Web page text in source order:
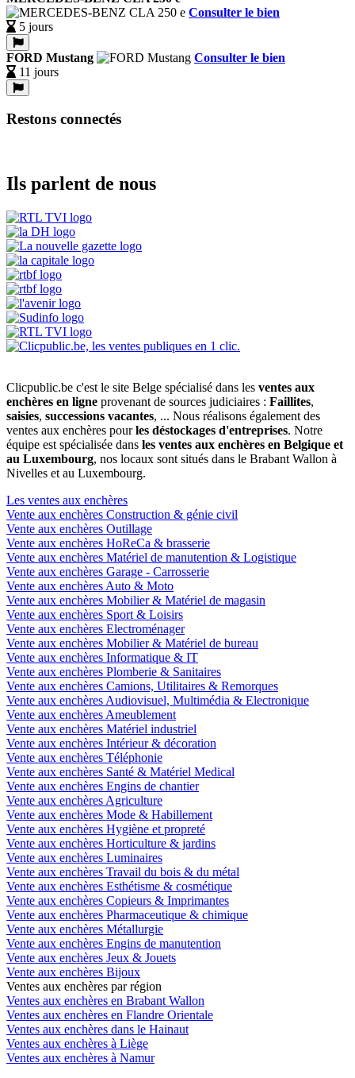
Consulter le bien
5 jours
FORD Mustang
Consulter le bien
11 jours
Restons connectés
Ils parlent de nous
Clicpublic.be c'est le site Belge spécialisé dans les ventes aux
enchères en ligne provenant de sources judiciaires : Faillites,
saisies, successions vacantes, ... Nous réalisons également des
ventes aux enchères pourles déstockages d'entreprises. Notre
équipe est spécialisée dans les ventes aux enchères en Belgique et
au Luxembourg, nos locaux sont situés dans le Brabant Wallon à
Nivelles et au Luxembourg.
Les ventes aux enchères
Vente aux enchères Construction & génie civil
Vente aux enchères Outillage
Vente aux enchères HoReCa & brasserie
Vente aux enchères Matériel de manutention & Logistique
Vente aux enchères Garage - Carrosserie
Vente aux enchères Auto & Moto
Vente aux enchères Mobilier & Matériel de magasin
Vente aux enchères Sport & Loisirs
Vente aux enchères Electroménager
Vente aux enchères Mobilier & Matériel de bureau
Vente aux enchères Informatique & IT
Vente aux enchères Plomberie & Sanitaires
Vente aux enchères Camions, Utilitaires & Remorques
Vente aux enchères Audiovisuel, Multimédia & Electronique
Vente aux enchères Ameublement
Vente aux enchères Matériel industriel
Vente aux enchères Intérieur & décoration
Vente aux enchères Téléphonie
Vente aux enchères Santé & Matériel Medical
Vente aux enchères Engins de chantier
Vente aux enchères Agriculture
Vente aux enchères Mode & Habillement
Vente aux enchères Hygiène et propreté
Vente aux enchères Horticulture & jardins
Vente aux enchères Luminaires
Vente aux enchères Travail du bois & du métal
Vente aux enchères Esthétisme & cosmétique
Vente aux enchères Copieurs & Imprimantes
Vente aux enchères Pharmaceutique & chimique
Vente aux enchères Métallurgie
Vente aux enchères Engins de manutention
Vente aux enchères Jeux & Jouets
Vente aux enchères Bijoux
Ventes aux enchères par région
Ventes aux enchères en Brabant Wallon
Ventes aux enchères en Flandre Orientale
Ventes aux enchères dans le Hainaut
Ventes aux enchères à Liège
Ventes aux enchères à Namur